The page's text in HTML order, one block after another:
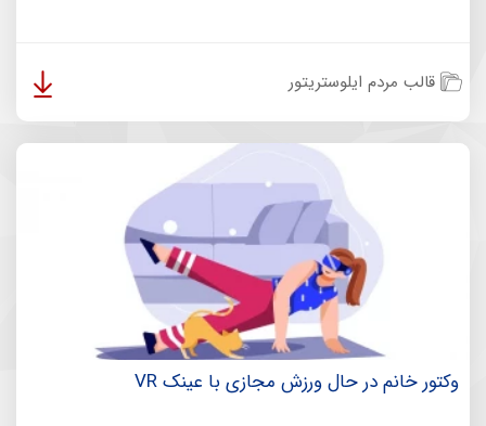
قالب مردم ایلوستریتور
وکتور خانم در حال ورزش مجازی با عینک VR